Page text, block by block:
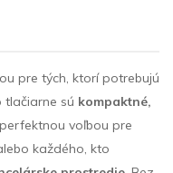
pre tých, ktorí potrebujú
tlačiarne sú kompaktné,
voľbou pre
každého, kto